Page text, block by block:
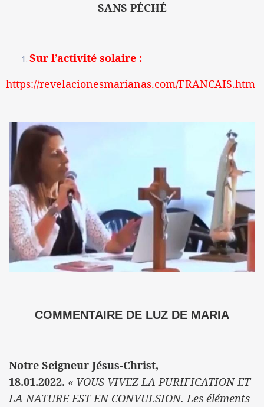
SANS PÉCHÉ
Sur l’activité solaire :
https://revelacionesmarianas.com/FRANCAIS.htm
COMMENTAIRE DE LUZ DE MARIA
Notre Seigneur Jésus-Christ,
18.01.2022. « VOUS VIVEZ LA PURIFICATION ET
LA NATURE EST EN CONVULSION. Les éléments